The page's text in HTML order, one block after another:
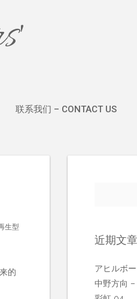
联系我们 – CONTACT US
生型
的
近期文章
アヒルボー
中野方向 –